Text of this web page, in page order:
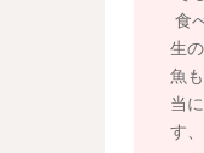
食
生
魚
当
す、